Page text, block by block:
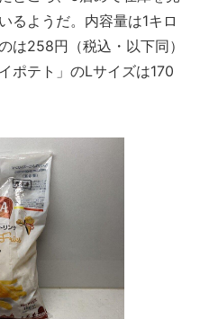
るようだ。内容量は1キロ
は258円（税込・以下同）
ポテト」のLサイズは170